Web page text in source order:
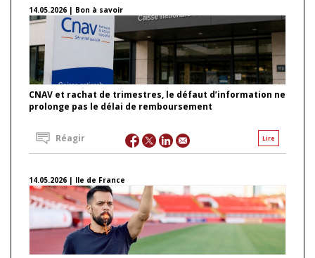
14.05.2026 | Bon à savoir
CNAV et rachat de trimestres, le défaut d’information ne
prolonge pas le délai de remboursement
Lire
Réagir
14.05.2026 | Ile de France